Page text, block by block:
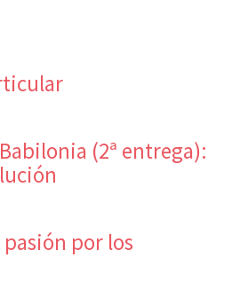
(2ª entrega):
por los